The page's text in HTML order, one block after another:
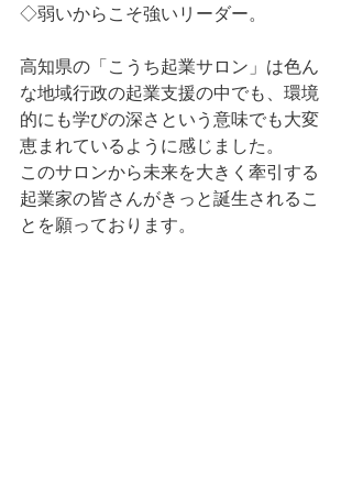
◇弱いからこそ強いリーダー。
高知県の「こうち起業サロン」は色ん
な地域行政の起業支援の中でも、環境
的にも学びの深さという意味でも大変
恵まれているように感じました。
このサロンから未来を大きく牽引する
起業家の皆さんがきっと誕生されるこ
とを願っております。